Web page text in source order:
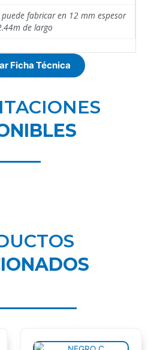
puede fabricar en 12 mm espesor
de largo
Ficha Técnica